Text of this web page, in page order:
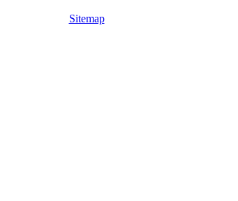
Sitemap